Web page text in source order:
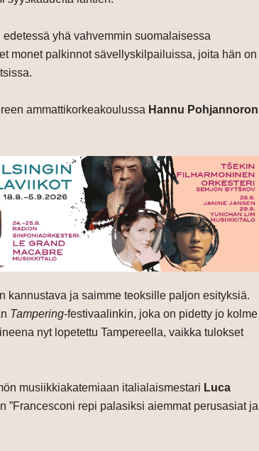
yhä vahvemmin suomalaisessa
monet palkinnot sävellyskilpailuissa, joita hän on
ammattikorkeakoulussa Hannu Pohjannoron
kannustava ja saimme teoksille paljon esityksiä.
Tampering-festivaalinkin, joka on pidetty jo kolme
nyt lopetettu Tampereella, vaikka tulokset
musiikkiakatemiaan italialaismestari Luca
”Francesconi repi palasiksi aiemmat perusasiat ja